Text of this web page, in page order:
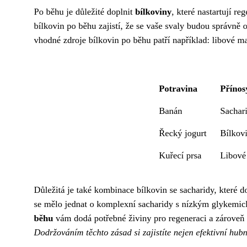
Po běhu je důležité doplnit bílkoviny, které nastartují
bílkovin po běhu zajistí, že se vaše svaly budou
vhodné zdroje bílkovin po běhu patří například: libové
Potravina
Banán
Řecký jogurt
Kuřecí prsa
Důležitá je také kombinace bílkovin se sacharidy, které
se mělo jednat o komplexní sacharidy s nízkým
běhu vám dodá potřebné živiny pro regeneraci a
Dodržováním těchto zásad si zajistíte nejen efektivní